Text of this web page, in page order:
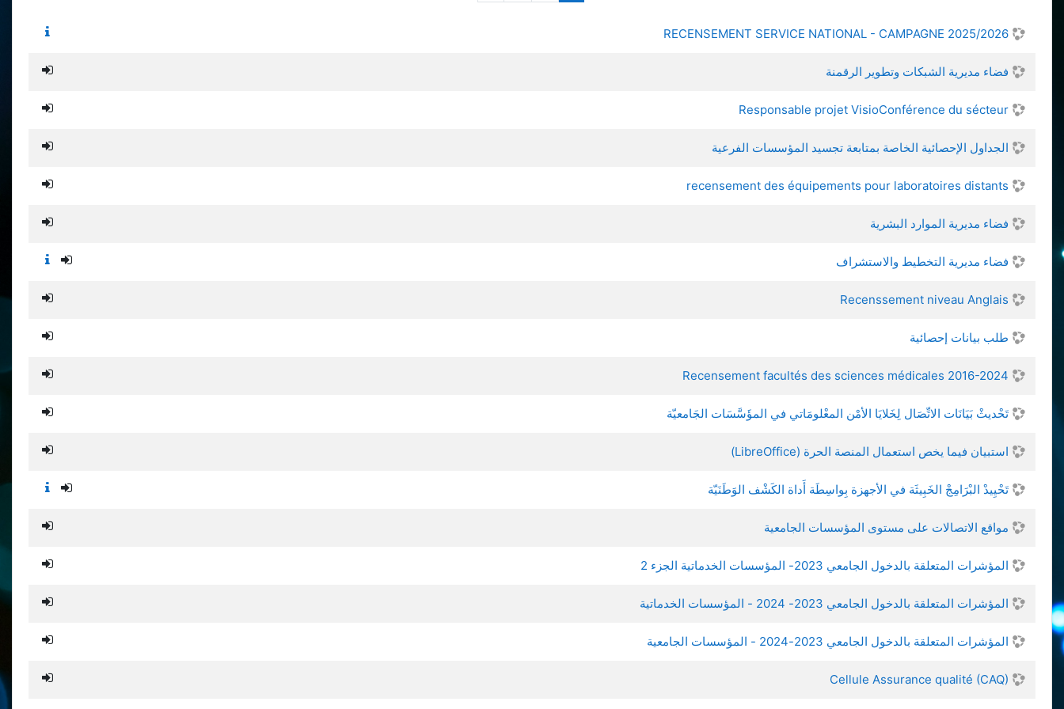
RECENSEMENT SERVICE NATIONAL - CAMPAGNE 2025/2026
فضاء مديرية الشبكات وتطوير الرقمنة
Responsable projet VisioConférence du sécteur
الجداول الإحصائية الخاصة بمتابعة تجسيد المؤسسات الفرعية
recensement des équipements pour laboratoires distants
فضاء مديرية الموارد البشرية
فضاء مديرية التخطيط والاستشراف
Recenssement niveau Anglais
طلب بيانات إحصائية
Recensement facultés des sciences médicales 2016-2024
تَحْديثْ بَيَانَات الاتِّصَال لِخَلايَا الأمْن المعْلومَاتي في المؤَسَّسَات الجَامعيّة
استبيان فيما يخص استعمال المنصة الحرة (LibreOffice)
تَحْيِيدْ البْرَامِجْ الخَبِيثَة في الأجهزة بِواسِطَة أَداة الكَشْف الوَطَنَيّة
مواقع الاتصالات على مستوى المؤسسات الجامعية
المؤشرات المتعلقة بالدخول الجامعي 2023- المؤسسات الخدماتية الجزء 2
المؤشرات المتعلقة بالدخول الجامعي 2023- 2024 - المؤسسات الخدماتية
المؤشرات المتعلقة بالدخول الجامعي 2023-2024 - المؤسسات الجامعية
Cellule Assurance qualité (CAQ)